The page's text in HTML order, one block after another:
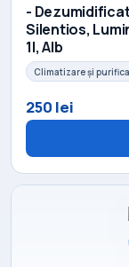
-
Silentios,
1l, Alb
Climatizare și
250 lei